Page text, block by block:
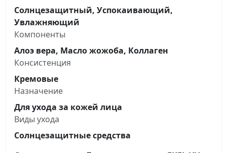
Солнцезащитный, Успокаивающий,
Увлажняющий
Компоненты
Алоэ вера, Масло жожоба, Коллаген
Консистенция
Кремовые
Назначение
Для ухода за кожей лица
Виды ухода
Солнцезащитные средства